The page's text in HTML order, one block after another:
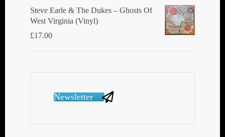
Steve Earle & The Dukes ‎– Ghosts Of
West Virginia (Vinyl)
£17.00
Newsletter